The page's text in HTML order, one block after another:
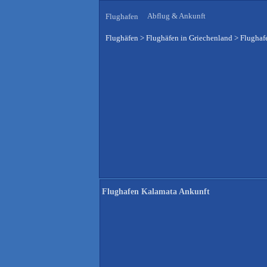
Flughafen Abflug & Ankunft
Flughäfen > Flughäfen in Griechenland >
Flughafen Kalamata Ankunft